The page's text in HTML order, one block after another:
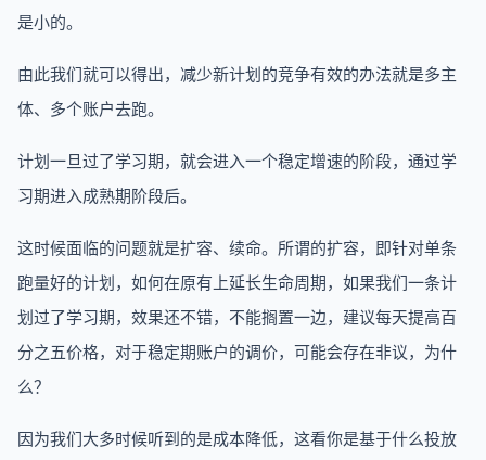
是小的。
由此我们就可以得出，减少新计划的竞争有效的办法就是多主
体、多个账户去跑。
计划一旦过了学习期，就会进入一个稳定增速的阶段，通过学
习期进入成熟期阶段后。
这时候面临的问题就是扩容、续命。所谓的扩容，即针对单条
跑量好的计划，如何在原有上延长生命周期，如果我们一条计
划过了学习期，效果还不错，不能搁置一边，建议每天提高百
分之五价格，对于稳定期账户的调价，可能会存在非议，为什
么？
因为我们大多时候听到的是成本降低，这看你是基于什么投放